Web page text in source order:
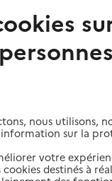
Chambéry
nous utilisons,
sur la
votre
destinés à